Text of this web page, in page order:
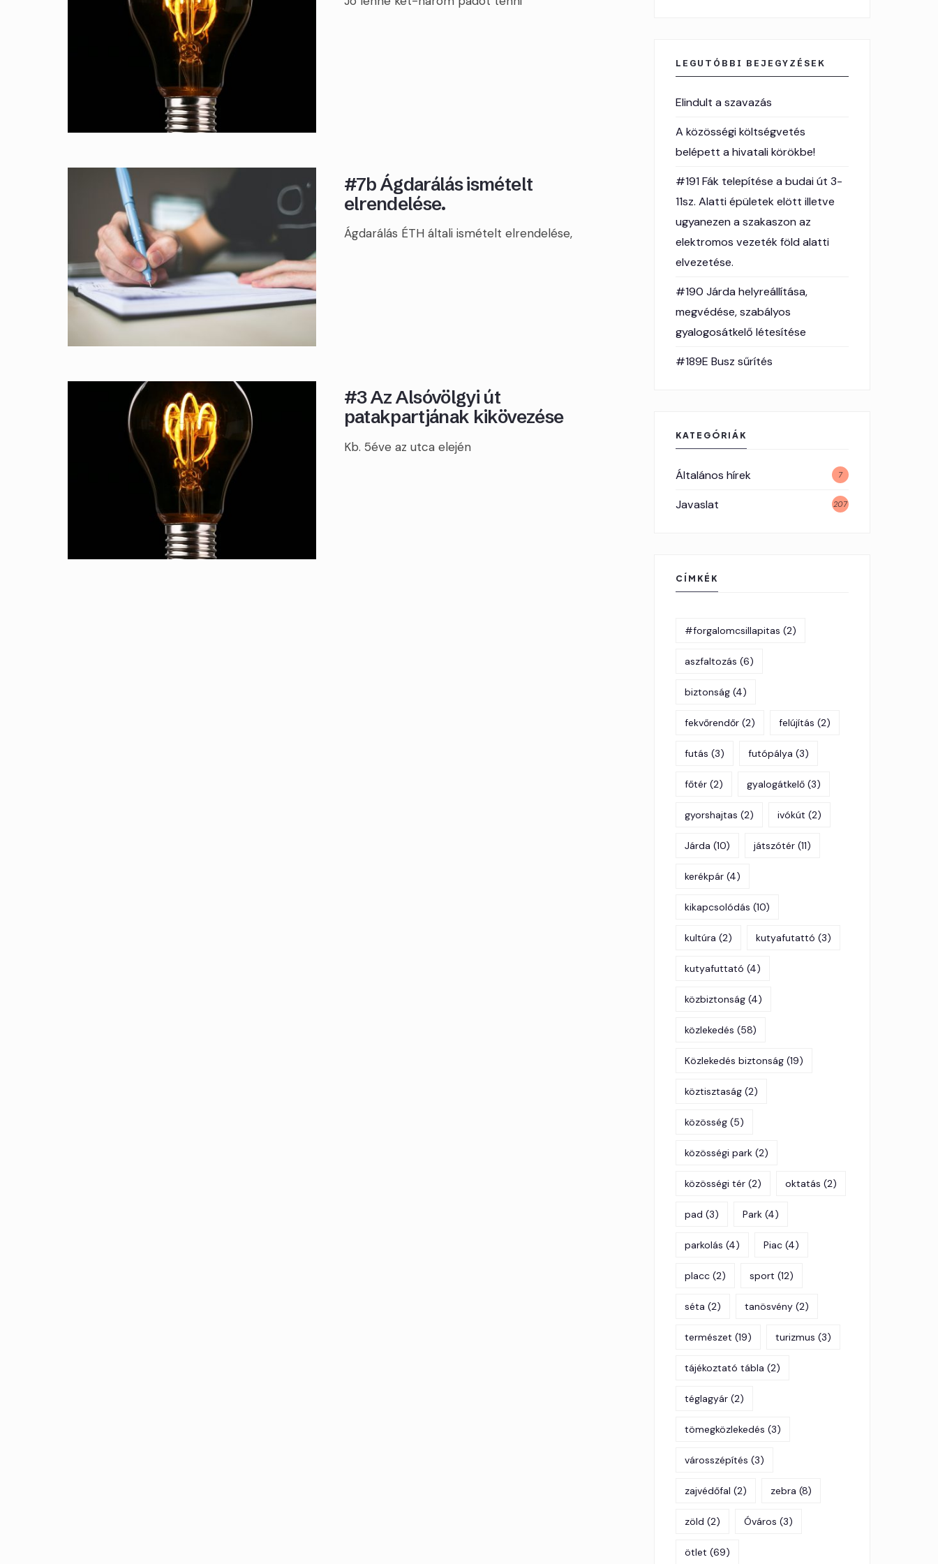
#7b Ágdarálás ismételt
elrendelése.
Ágdarálás ÉTH általi ismételt elrendelése,
#3 Az Alsóvölgyi út
patakpartjának kikövezése
Kb. 5éve az utca elején
LEGUTÓBBI BEJEGYZÉSEK
Elindult a szavazás
A közösségi költségvetés
belépett a hivatali körökbe!
#191 Fák telepítése a budai út 3-
11sz. Alatti épületek elött illetve
ugyanezen a szakaszon az
elektromos vezeték föld alatti
elvezetése.
#190 Járda helyreállítása,
megvédése, szabályos
gyalogosátkelő létesítése
#189E Busz sűrítés
KATEGÓRIÁK
Általános hírek 7
Javaslat 207
CÍMKÉK
#forgalomcsillapitas (2)
aszfaltozás (6)
biztonság (4)
fekvőrendőr (2) felújítás (2)
futás (3) futópálya (3)
főtér (2) gyalogátkelő (3)
gyorshajtas (2) ivókút (2)
Járda (10) játszótér (11)
kerékpár (4)
kikapcsolódás (10)
kultúra (2) kutyafutattó (3)
kutyafuttató (4)
közbiztonság (4)
közlekedés (58)
Közlekedés biztonság (19)
köztisztaság (2)
közösség (5)
közösségi park (2)
közösségi tér (2) oktatás (2)
pad (3) Park (4)
parkolás (4) Piac (4)
placc (2) sport (12)
séta (2) tanösvény (2)
természet (19) turizmus (3)
tájékoztató tábla (2)
téglagyár (2)
tömegközlekedés (3)
városszépítés (3)
zajvédőfal (2) zebra (8)
zöld (2) Óváros (3)
ötlet (69)